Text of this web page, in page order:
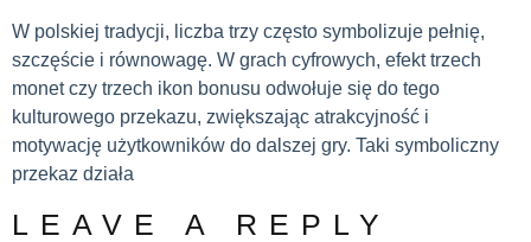
W polskiej tradycji, liczba trzy często symbolizuje pełnię,
szczęście i równowagę. W grach cyfrowych, efekt trzech
monet czy trzech ikon bonusu odwołuje się do tego
kulturowego przekazu, zwiększając atrakcyjność i
motywację użytkowników do dalszej gry. Taki symboliczny
przekaz działa
LEAVE A REPLY